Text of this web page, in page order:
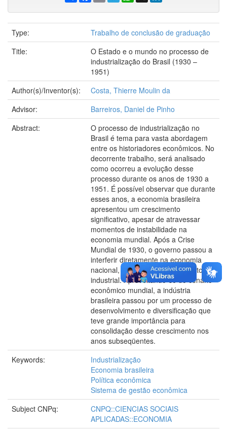
Type:
Trabalho de conclusão de graduação
Title:
O Estado e o mundo no processo de
industrialização do Brasil (1930 –
1951)
Author(s)/Inventor(s):
Costa, Thierre Moulin da
Advisor:
Barreiros, Daniel de Pinho
Abstract:
O processo de industrialização no
Brasil é tema para vasta abordagem
entre os historiadores econômicos. No
decorrente trabalho, será analisado
como ocorreu a evolução desse
processo durante os anos de 1930 a
1951. É possível observar que durante
esses anos, a economia brasileira
apresentou um crescimento
significativo, apesar de atravessar
momentos de instabilidade na
economia mundial. Após a Crise
Mundial de 1930, o governo passou a
interferir diretamente na economia
nacional, e principalmente, no setor
industrial. Aproveitando-se do cenário
econômico mundial, a indústria
brasileira passou por um processo de
desenvolvimento e diversificação que
teve grande importância para
consolidação desse crescimento nos
anos subseqüentes.
Keywords:
Industrialização
Economia brasileira
Política econômica
Sistema de gestão econômica
Subject CNPq:
CNPQ::CIENCIAS SOCIAIS
APLICADAS::ECONOMIA